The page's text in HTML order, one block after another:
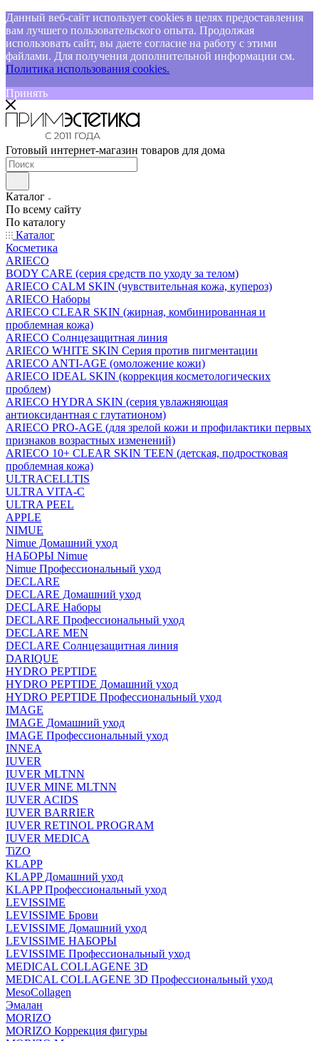
Данный веб-сайт использует cookies в целях предоставления
вам лучшего пользовательского опыта. Продолжая
использовать сайт, вы даете согласие на работу с этими
файлами. Для получения дополнительной информации см.
Политика использования cookies.
Принять
Готовый интернет-магазин товаров для дома
Каталог
По всему сайту
По каталогу
Каталог
Косметика
ARIECO
BODY CARE (серия средств по уходу за телом)
ARIECO CALM SKIN (чувствительная кожа, купероз)
ARIECO Наборы
ARIECO CLEAR SKIN (жирная, комбинированная и
проблемная кожа)
ARIECO Солнцезащитная линия
ARIECO WHITE SKIN Серия против пигментации
ARIECO ANTI-AGE (омоложение кожи)
ARIECO IDEAL SKIN (коррекция косметологических
проблем)
ARIECO HYDRA SKIN (серия увлажняющая
антиоксидантная с глутатионом)
ARIECO PRO-AGE (для зрелой кожи и профилактики первых
признаков возрастных изменений)
ARIECO 10+ CLEAR SKIN TEEN (детская, подростковая
проблемная кожа)
ULTRACELLTIS
ULTRA VITA-C
ULTRA PEEL
APPLE
NIMUE
Nimue Домашний уход
НАБОРЫ Nimue
Nimue Профессиональный уход
DECLARE
DECLARE Домашний уход
DECLARE Наборы
DECLARE Профессиональный уход
DECLARE MEN
DECLARE Солнцезащитная линия
DARIQUE
HYDRO PEPTIDE
HYDRO PEPTIDE Домашний уход
HYDRO PEPTIDE Профессиональный уход
IMAGE
IMAGE Домашний уход
IMAGE Профессиональный уход
INNEA
IUVER
IUVER MLTNN
IUVER MINE MLTNN
IUVER ACIDS
IUVER BARRIER
IUVER RETINOL PROGRAM
IUVER MEDICA
TiZO
KLAPP
KLAPP Домашний уход
KLAPP Профессиональный уход
LEVISSIME
LEVISSIME Брови
LEVISSIME Домашний уход
LEVISSIME НАБОРЫ
LEVISSIME Профессиональный уход
MEDICAL COLLAGENE 3D
MEDICAL COLLAGENE 3D Профессиональный уход
MesoCollagen
Эмалан
MORIZO
MORIZO Коррекция фигуры